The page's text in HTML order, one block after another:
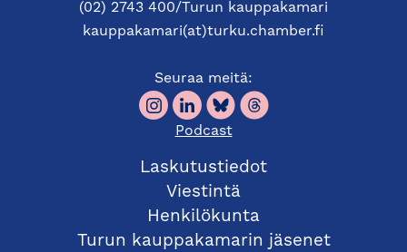
(02) 2743 400/Turun kauppakamari
kauppakamari(at)turku.chamber.fi
Seuraa meitä:
Podcast
Laskutustiedot
Viestintä
Henkilökunta
Turun kauppakamarin jäsenet